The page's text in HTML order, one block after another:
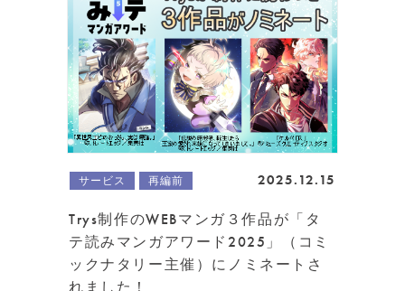
サービス 再編前 2025.12.15
Trys制作のWEBマンガ３作品が「タ
テ読みマンガアワード2025」（コミ
ックナタリー主催）にノミネートさ
れました！